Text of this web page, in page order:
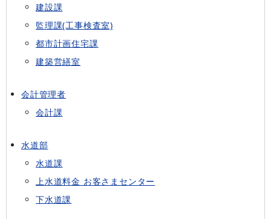
建設課
監理課(工事検査室)
都市計画住宅課
建築営繕室
会計管理者
会計課
水道部
水道課
上水道料金 お客さまセンター
下水道課